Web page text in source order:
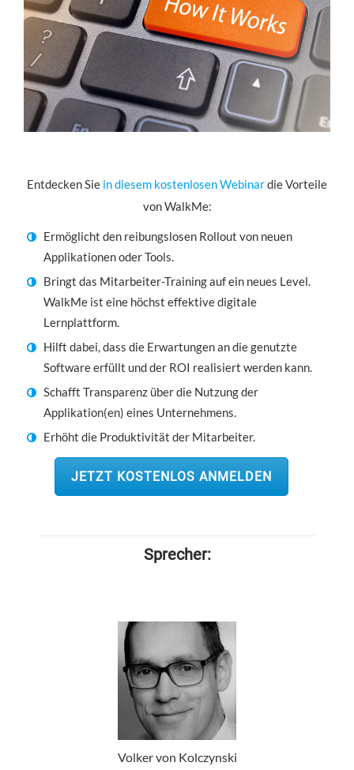
Entdecken Sie in diesem kostenlosen Webinardie Vorteile
von WalkMe:
Ermöglicht den reibungslosen Rollout von neuen
Applikationen oder Tools.
Bringt das Mitarbeiter-Training auf ein neues Level.
WalkMe ist eine höchst effektive digitale
Lernplattform.
Hilft dabei, dass die Erwartungen an die genutzte
Software erfüllt und der ROI realisiert werden kann.
Schafft Transparenz über die Nutzung der
Applikation(en) eines Unternehmens.
Erhöht die Produktivität der Mitarbeiter.
JETZT KOSTENLOS ANMELDEN
Sprecher:
Volker von Kolczynski